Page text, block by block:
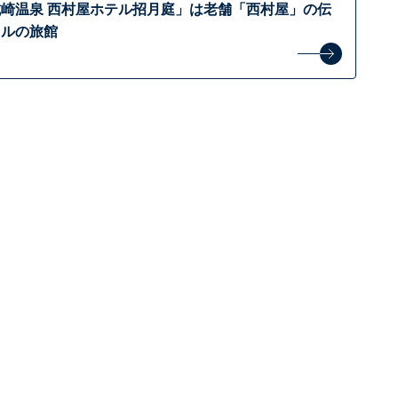
温泉 西村屋ホテル招月庭」は老舗「西村屋」の伝
の旅館